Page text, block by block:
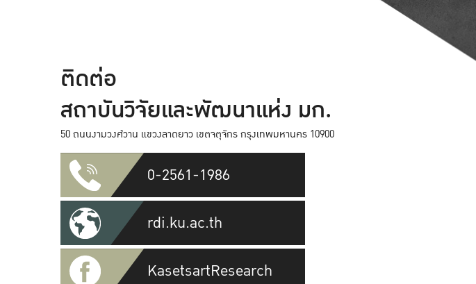
ติดต่อ
สถาบันวิจัยและพัฒนาแห่ง มก.
50 ถนนงามวงศ์วาน แขวงลาดยาว เขตจตุจักร กรุงเทพมหานคร 10900
0-2561-1986
rdi.ku.ac.th
KasetsartResearch